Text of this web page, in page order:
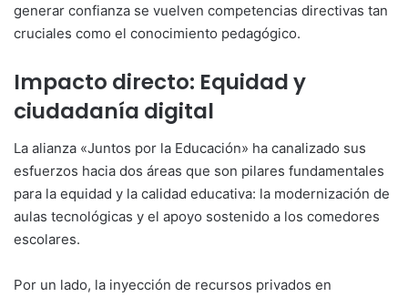
generar confianza se vuelven competencias directivas tan
cruciales como el conocimiento pedagógico.
Impacto directo: Equidad y
ciudadanía digital
La alianza «Juntos por la Educación» ha canalizado sus
esfuerzos hacia dos áreas que son pilares fundamentales
para la equidad y la calidad educativa: la modernización de
aulas tecnológicas y el apoyo sostenido a los comedores
escolares.
Por un lado, la inyección de recursos privados en